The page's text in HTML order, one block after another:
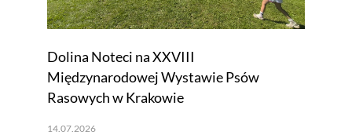
Dolina Noteci na XXVIII
Międzynarodowej Wystawie Psów
Rasowych w Krakowie
14.07.2026